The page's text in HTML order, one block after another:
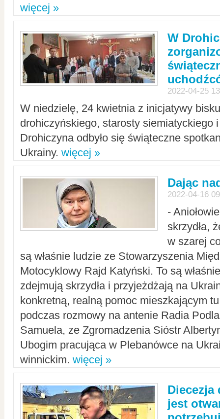
więcej »
W
2022-04-25
W niedzielę, 24 kwietnia z inicjatywy
drohiczyńskiego, starosty siemiatyckiego
Drohiczyna odbyło się świąteczne
Ukrainy. więcej »
Dając
2022-04-16
-
skrzydła,
w szarej
są właśnie ludzie ze Stowarzyszenia
Motocyklowy Rajd Katyński. To są
zdejmują skrzydła i przyjeżdżają na
konkretną, realną pomoc mieszkającym
podczas rozmowy na antenie Radia
Samuela, ze Zgromadzenia Sióstr
Ubogim pracująca w Plebanówce na
winnickim. więcej »
Diecezja
jest